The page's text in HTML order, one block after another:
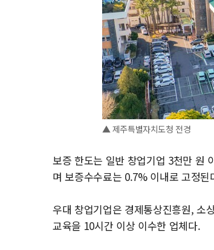
▲ 제주특별자치도청 전경
보증 한도는 일반 창업기업 3천만 원
며 보증수수료는 0.7% 이내로 고정된
우대 창업기업은 경제통상진흥원, 소
교육을 10시간 이상 이수한 업체다.